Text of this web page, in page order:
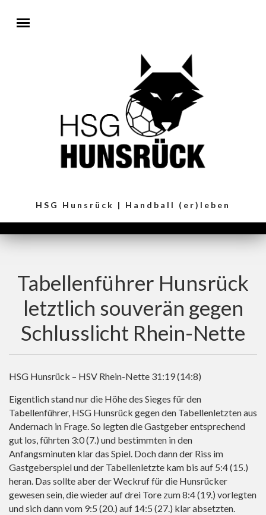
HSG Hunsrück | Handball (er)leben
Tabellenführer Hunsrück
letztlich souverän gegen
Schlusslicht Rhein-Nette
HSG Hunsrück – HSV Rhein-Nette 31:19 (14:8)
Eigentlich stand nur die Höhe des Sieges für den
Tabellenführer, HSG Hunsrück gegen den Tabellenletzten aus
Andernach in Frage. So legten die Gastgeber entsprechend
gut los, führten 3:0 (7.) und bestimmten in den
Anfangsminuten klar das Spiel. Doch dann der Riss im
Gastgeberspiel und der Tabellenletzte kam bis auf 5:4 (15.)
heran. Das sollte aber der Weckruf für die Hunsrücker
gewesen sein, die wieder auf drei Tore zum 8:4 (19.) vorlegten
und sich dann vom 9:5 (20.) auf 14:5 (27.) klar absetzten.